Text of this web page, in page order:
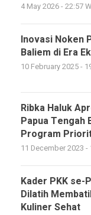
4 May 2026 - 22:57
Inovasi Noken
Baliem di Era
10 February 2025 -
Ribka Haluk
Papua Tengah
Program
11 December 2023 -
Kader PKK se-
Dilatih
Kuliner Sehat